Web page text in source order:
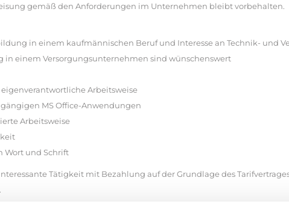
gemäß den Anforderungen im Unternehmen bleibt vorbehalten.
in einem kaufmännischen Beruf und Interesse an Technik- und
in einem Versorgungsunternehmen sind wünschenswert
Arbeitsweise
MS Office-Anwendungen
Arbeitsweise
Wort und Schrift
Tätigkeit mit Bezahlung auf der Grundlage des